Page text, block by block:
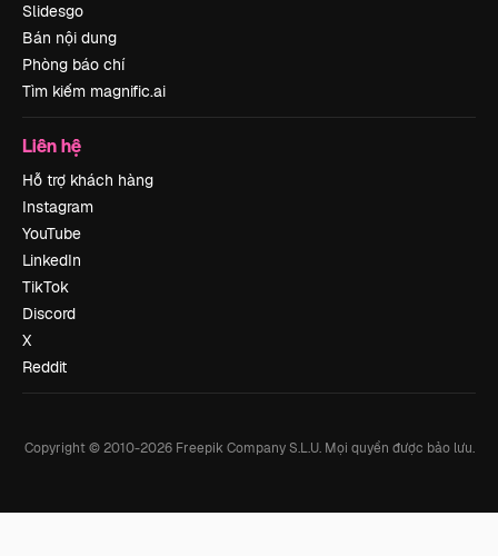
Slidesgo
Bán nội dung
Phòng báo chí
Tìm kiếm magnific.ai
Liên hệ
Hỗ trợ khách hàng
Instagram
YouTube
LinkedIn
TikTok
Discord
X
Reddit
Copyright © 2010-2026Freepik Company S.L.U. Mọi quyền được bảo lưu.